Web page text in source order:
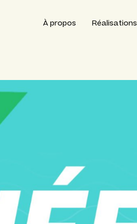
À propos Réalisations